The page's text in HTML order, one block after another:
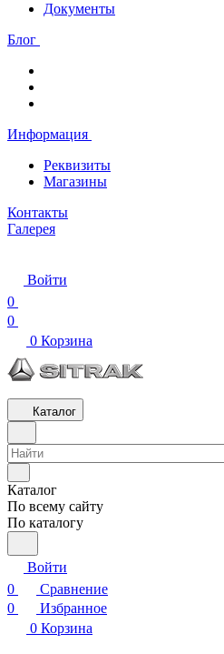
Документы
Блог
Информация
Реквизиты
Магазины
Контакты
Галерея
Войти
0
0
0 Корзина
Каталог
Каталог
По всему сайту
По каталогу
Войти
0
Сравнение
0
Избранное
0 Корзина